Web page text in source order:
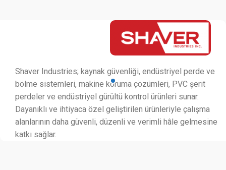
Shaver Industries; kaynak güvenliği, endüstriyel perde ve
bölme sistemleri, makine koruma çözümleri, PVC şerit
perdeler ve endüstriyel gürültü kontrol ürünleri sunar.
Dayanıklı ve ihtiyaca özel geliştirilen ürünleriyle çalışma
alanlarının daha güvenli, düzenli ve verimli hâle gelmesine
katkı sağlar.